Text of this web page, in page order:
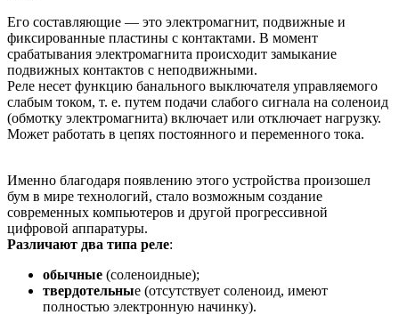
Его составляющие — это электромагнит, подвижные и
фиксированные пластины с контактами. В момент
срабатывания электромагнита происходит замыкание
подвижных контактов с неподвижными.
Реле несет функцию банального выключателя управляемого
слабым током, т. е. путем подачи слабого сигнала на соленоид
(обмотку электромагнита) включает или отключает нагрузку.
Может работать в цепях постоянного и переменного тока.
Именно благодаря появлению этого устройства произошел
бум в мире технологий, стало возможным создание
современных компьютеров и другой прогрессивной
цифровой аппаратуры.
Различают два типа реле:
обычные (соленоидные);
твердотельные (отсутствует соленоид, имеют
полностью электронную начинку).